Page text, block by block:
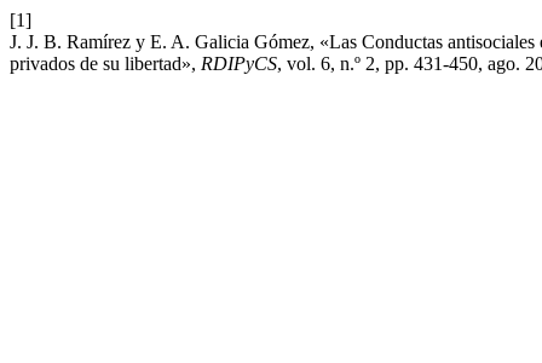
[1]
J. J. B. Ramírez y E. A. Galicia Gómez, «Las Conductas
privados de su libertad», RDIPyCS, vol. 6, n.º 2, pp. 431-450, ago.